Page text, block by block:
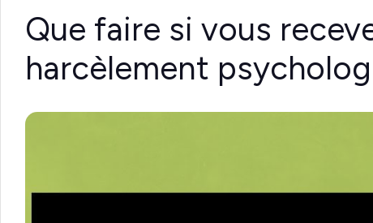
Que faire si vous
harcèlement